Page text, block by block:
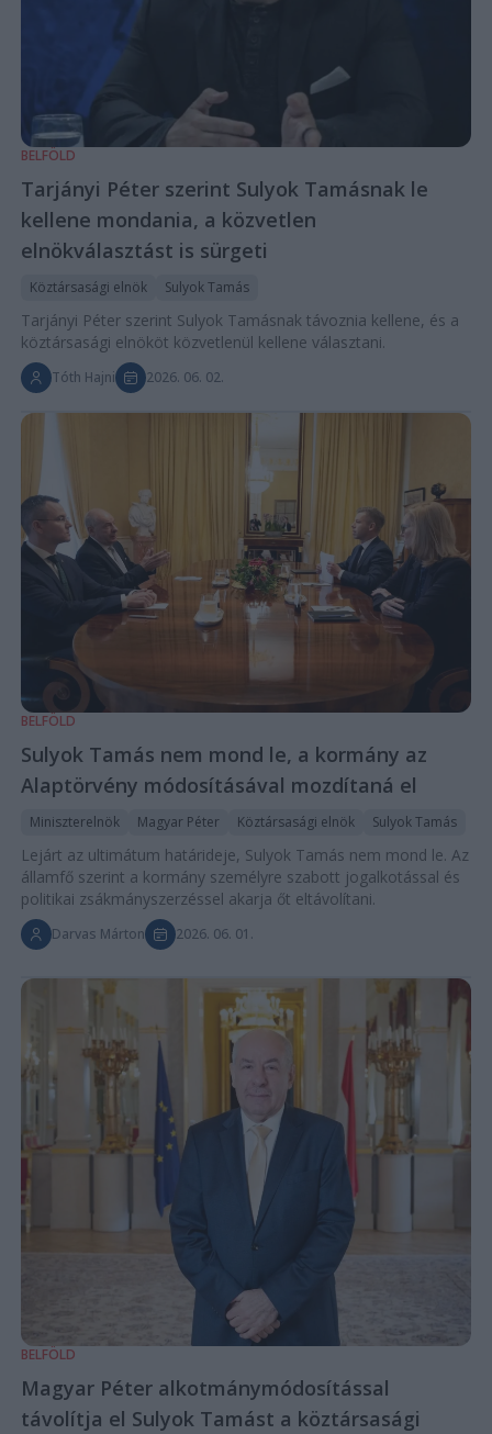
BELFÖLD
Tarjányi Péter szerint Sulyok Tamásnak le
kellene mondania, a közvetlen
elnökválasztást is sürgeti
Köztársasági elnök Sulyok Tamás
Tarjányi Péter szerint Sulyok Tamásnak távoznia kellene, és a
köztársasági elnököt közvetlenül kellene választani.
Tóth Hajni 2026. 06. 02.
BELFÖLD
Sulyok Tamás nem mond le, a kormány az
Alaptörvény módosításával mozdítaná el
Miniszterelnök Magyar Péter Köztársasági elnök Sulyok Tamás
Lejárt az ultimátum határideje, Sulyok Tamás nem mond le. Az
államfő szerint a kormány személyre szabott jogalkotással és
politikai zsákmányszerzéssel akarja őt eltávolítani.
Darvas Márton 2026. 06. 01.
BELFÖLD
Magyar Péter alkotmánymódosítással
távolítja el Sulyok Tamást a köztársasági